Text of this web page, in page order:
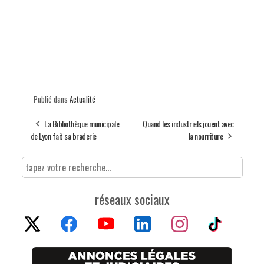
Publié dans Actualité
La Bibliothèque municipale
de Lyon fait sa braderie
Quand les industriels jouent avec
la nourriture
réseaux sociaux